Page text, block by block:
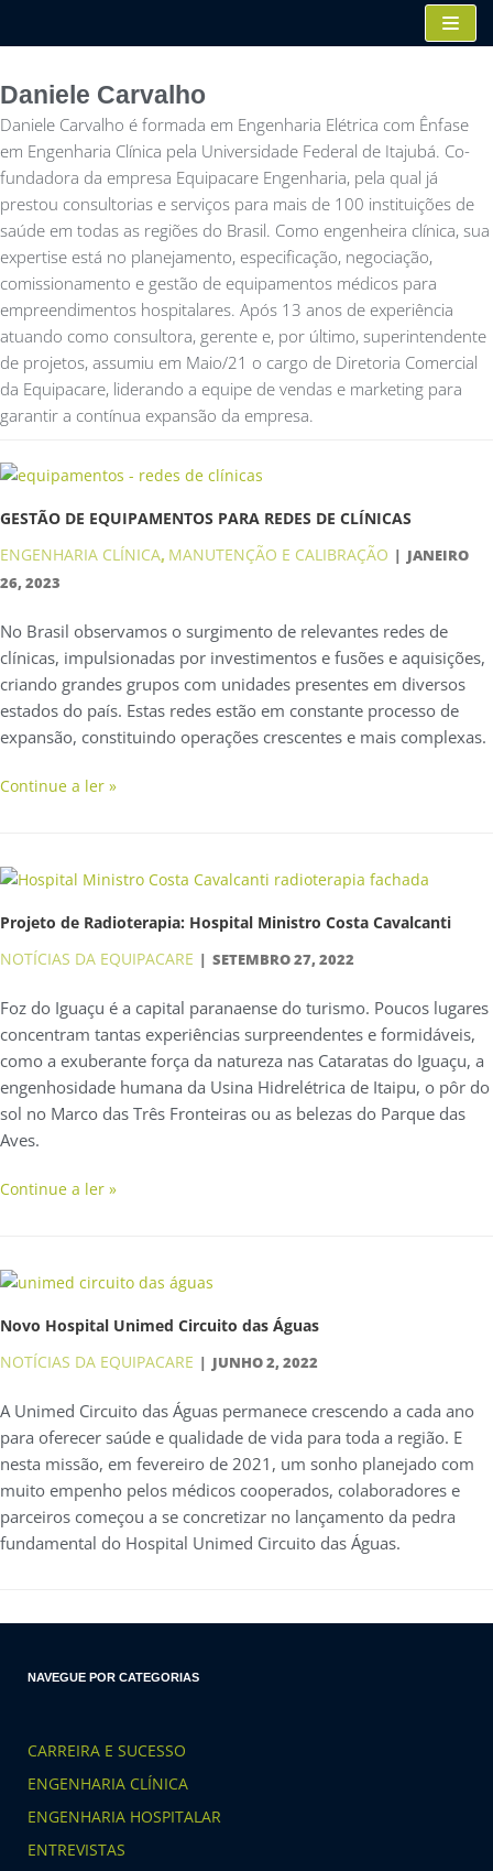
para
conteúdo
Daniele Carvalho
Daniele Carvalho é formada em Engenharia Elétrica com Ênfase
em Engenharia Clínica pela Universidade Federal de Itajubá. Co-
fundadora da empresa Equipacare Engenharia, pela qual já
prestou consultorias e serviços para mais de 100 instituições de
saúde em todas as regiões do Brasil. Como engenheira clínica, sua
expertise está no planejamento, especificação, negociação,
comissionamento e gestão de equipamentos médicos para
empreendimentos hospitalares. Após 13 anos de experiência
atuando como consultora, gerente e, por último, superintendente
de projetos, assumiu em Maio/21 o cargo de Diretoria Comercial
da Equipacare, liderando a equipe de vendas e marketing para
garantir a contínua expansão da empresa.
GESTÃO DE EQUIPAMENTOS PARA REDES DE CLÍNICAS
ENGENHARIA CLÍNICA, MANUTENÇÃO E CALIBRAÇÃO
JANEIRO
26, 2023
No Brasil observamos o surgimento de relevantes redes de
clínicas, impulsionadas por investimentos e fusões e aquisições,
criando grandes grupos com unidades presentes em diversos
estados do país. Estas redes estão em constante processo de
expansão, constituindo operações crescentes e mais complexas.
Continue a ler »
Projeto de Radioterapia: Hospital Ministro Costa Cavalcanti
NOTÍCIAS DA EQUIPACARE
SETEMBRO 27, 2022
Foz do Iguaçu é a capital paranaense do turismo. Poucos lugares
concentram tantas experiências surpreendentes e formidáveis,
como a exuberante força da natureza nas Cataratas do Iguaçu, a
engenhosidade humana da Usina Hidrelétrica de Itaipu, o pôr do
sol no Marco das Três Fronteiras ou as belezas do Parque das
Aves.
Continue a ler »
Novo Hospital Unimed Circuito das Águas
NOTÍCIAS DA EQUIPACARE
JUNHO 2, 2022
A Unimed Circuito das Águas permanece crescendo a cada ano
para oferecer saúde e qualidade de vida para toda a região. E
nesta missão, em fevereiro de 2021, um sonho planejado com
muito empenho pelos médicos cooperados, colaboradores e
parceiros começou a se concretizar no lançamento da pedra
fundamental do Hospital Unimed Circuito das Águas.
NAVEGUE POR CATEGORIAS
CARREIRA E SUCESSO
ENGENHARIA CLÍNICA
ENGENHARIA HOSPITALAR
ENTREVISTAS